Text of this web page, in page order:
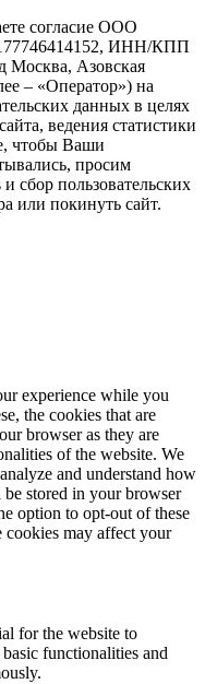
согласие ООО
ИНН/КПП
Москва, Азовская
– «Оператор») на
данных в целях
ведения статистики
чтобы Ваши
просим
сбор пользовательских
или покинуть сайт.
experience while you
the cookies that are
browser as they are
of the website. We
and understand how
stored in your browser
option to opt-out of these
cookies may affect your
for the website to
functionalities and